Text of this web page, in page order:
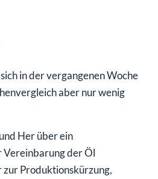
in der vergangenen Woche
aber nur wenig
Her über ein
Vereinbarung der Öl
Produktionskürzung,